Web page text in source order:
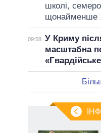
школі,
щонайменше
09:58 У Криму
масштабна